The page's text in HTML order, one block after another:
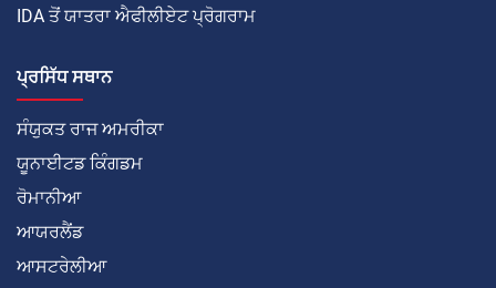
IDA ਤੋਂ ਯਾਤਰਾ ਐਫੀਲੀਏਟ ਪ੍ਰੋਗਰਾਮ
ਪ੍ਰਸਿੱਧ ਸਥਾਨ
ਸੰਯੁਕਤ ਰਾਜ ਅਮਰੀਕਾ
ਯੂਨਾਈਟਡ ਕਿੰਗਡਮ
ਰੋਮਾਨੀਆ
ਆਯਰਲੈਂਡ
ਆਸਟਰੇਲੀਆ